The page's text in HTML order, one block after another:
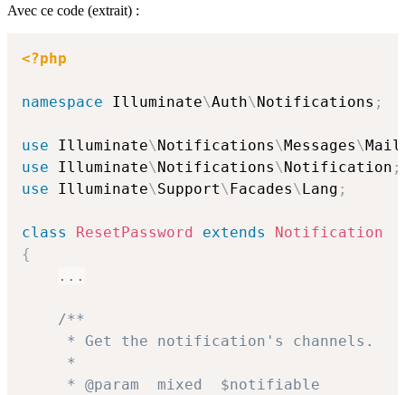
Avec ce code (extrait) :
<?php
namespace Illuminate\Auth\Notifications ;
use Illuminate\Notifications\Messages\
use
Illuminate\Notifications\Notification ;
use
Illuminate\Support\Facades\Lang ;
class ResetPassword extends
Notification
{
...
/**
     * Get the notification's channels.
     *
     * @param  mixed  $notifiable